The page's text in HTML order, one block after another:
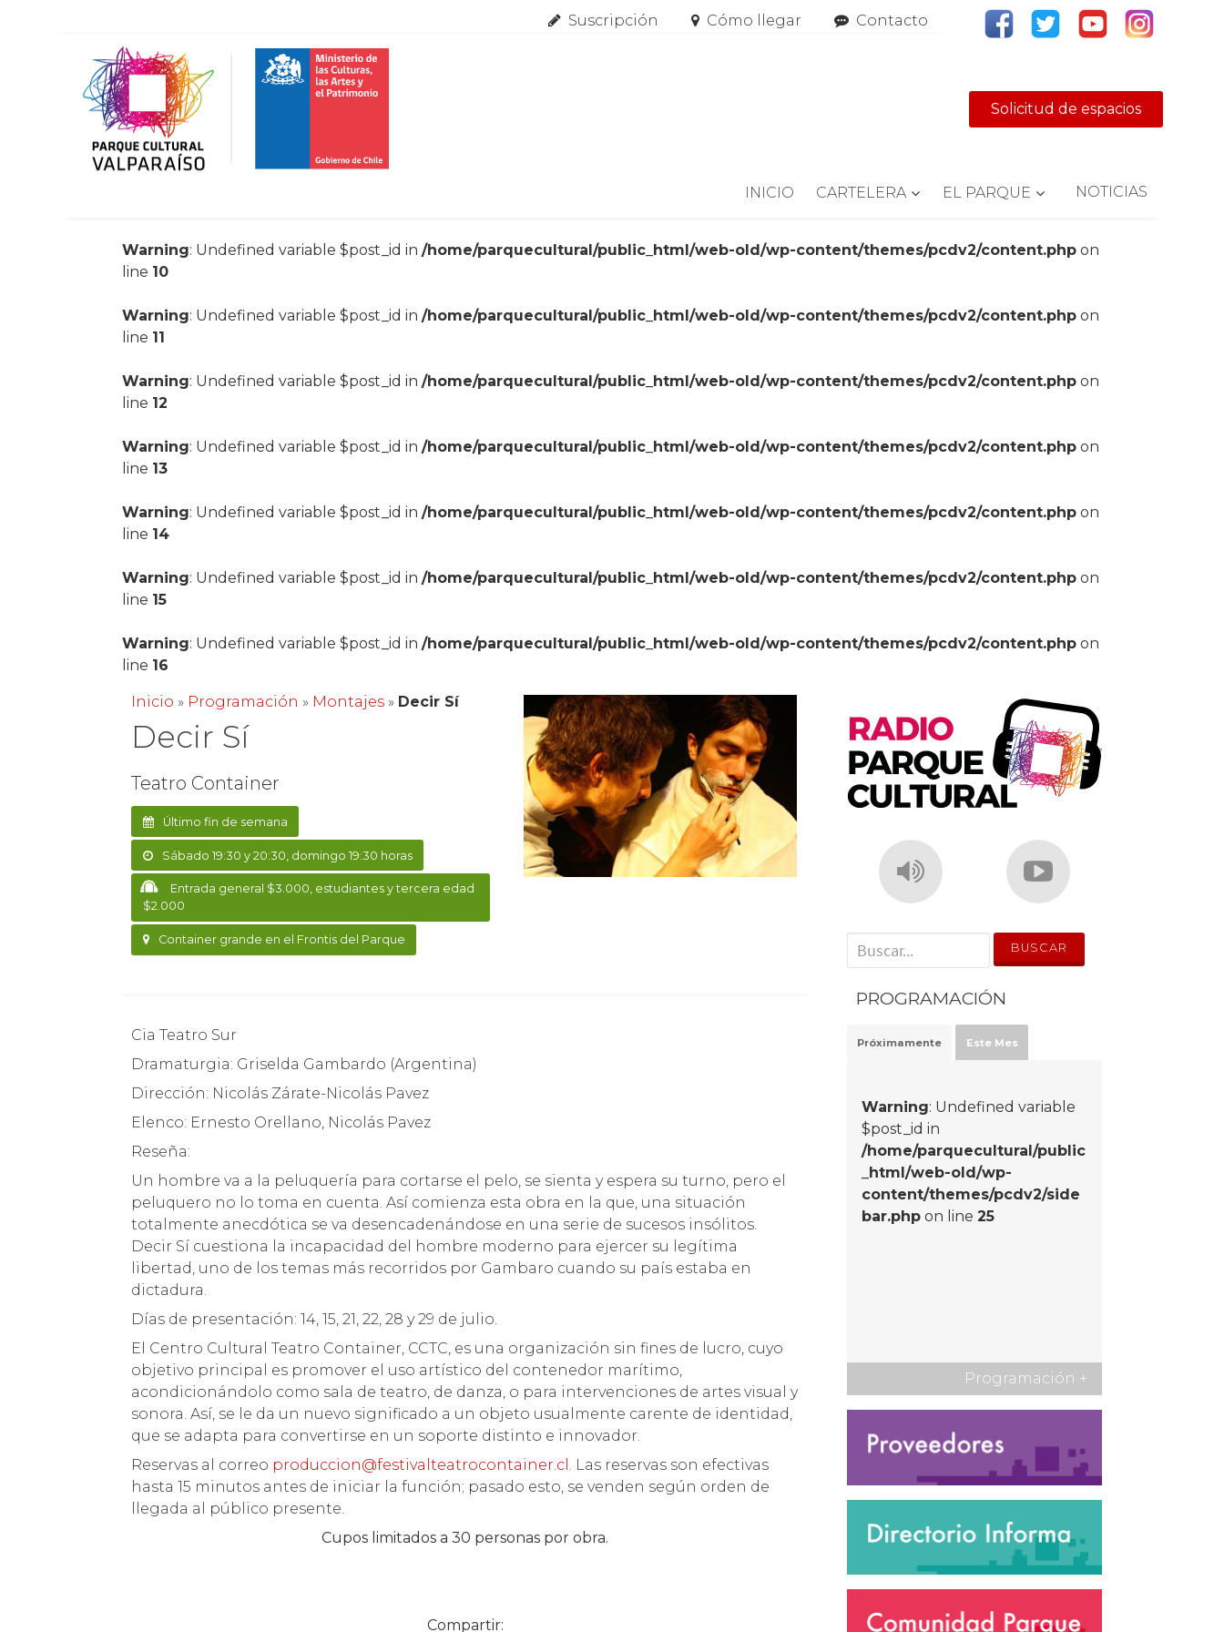
Suscripción Cómo llegar Contacto
Solicitud de espacios
INICIO CARTELERA EL PARQUE NOTICIAS
Warning: Undefined variable $post_id in/home/parquecultural/public_html/web-old/wp-content/themes/pcdv2/content.php on
line 10
Warning: Undefined variable $post_id in/home/parquecultural/public_html/web-old/wp-content/themes/pcdv2/content.php on
line 11
Warning: Undefined variable $post_id in/home/parquecultural/public_html/web-old/wp-content/themes/pcdv2/content.php on
line 12
Warning: Undefined variable $post_id in/home/parquecultural/public_html/web-old/wp-content/themes/pcdv2/content.php on
line 13
Warning: Undefined variable $post_id in/home/parquecultural/public_html/web-old/wp-content/themes/pcdv2/content.php on
line 14
Warning: Undefined variable $post_id in/home/parquecultural/public_html/web-old/wp-content/themes/pcdv2/content.php on
line 15
Warning: Undefined variable $post_id in/home/parquecultural/public_html/web-old/wp-content/themes/pcdv2/content.php on
line 16
Inicio » Programación » Montajes » Decir Sí
Decir Sí
Teatro Container
Último fin de semana
Sábado 19:30 y 20:30, domingo 19:30 horas
Entrada general $3.000, estudiantes y tercera edad
$2.000
Container grande en el Frontis del Parque
Cia Teatro Sur
Dramaturgia: Griselda Gambardo (Argentina)
Dirección: Nicolás Zárate-Nicolás Pavez
Elenco: Ernesto Orellano, Nicolás Pavez
Reseña:
Un hombre va a la peluquería para cortarse el pelo, se sienta y espera su turno, pero el
peluquero no lo toma en cuenta. Así comienza esta obra en la que, una situación
totalmente anecdótica se va desencadenándose en una serie de sucesos insólitos.
Decir Sí cuestiona la incapacidad del hombre moderno para ejercer su legítima
libertad, uno de los temas más recorridos por Gambaro cuando su país estaba en
dictadura.
Días de presentación: 14, 15, 21, 22, 28 y 29 de julio.
El Centro Cultural Teatro Container, CCTC, es una organización sin fines de lucro, cuyo
objetivo principal es promover el uso artístico del contenedor marítimo,
acondicionándolo como sala de teatro, de danza, o para intervenciones de artes visual y
sonora. Así, se le da un nuevo significado a un objeto usualmente carente de identidad,
que se adapta para convertirse en un soporte distinto e innovador.
Reservas al correo produccion@festivalteatrocontainer.cl
. Las reservas son efectivas
hasta 15 minutos antes de iniciar la función; pasado esto, se venden según orden de
llegada al público presente.
Cupos limitados a 30 personas por obra.
Compartir:
' . __('Search for:') . '
PROGRAMACIÓN
Próximamente Este Mes
Warning: Undefined variable
$post_id in
/home/parquecultural/public
_html/web-old/wp-
content/themes/pcdv2/side
bar.php on line25
Programación +